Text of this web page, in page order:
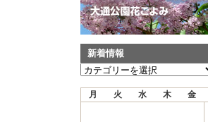
新着情報
新
月 火 水 木 金